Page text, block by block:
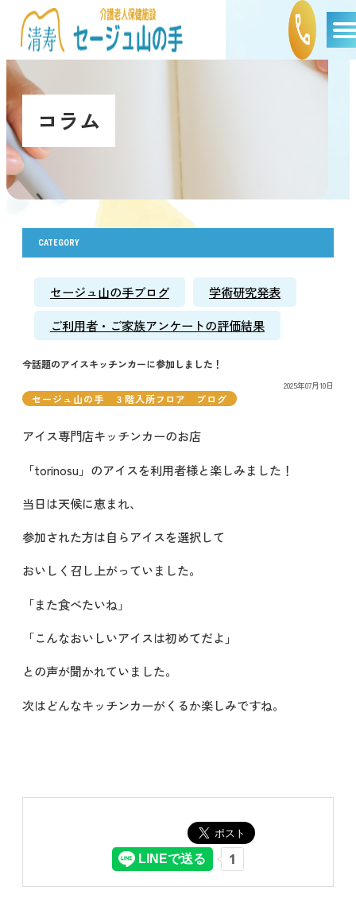
コラム
CATEGORY
セージュ山の手ブログ
学術研究発表
ご利用者・ご家族アンケートの評価結果
今話題のアイスキッチンカーに参加しました！
2025年07月10日
セージュ山の手 ３階入所フロア ブログ
アイス専門店キッチンカーのお店
「torinosu」のアイスを利用者様と楽しみました！
当日は天候に恵まれ、
参加された方は自らアイスを選択して
おいしく召し上がっていました。
「また食べたいね」
「こんなおいしいアイスは初めてだよ」
との声が聞かれていました。
次はどんなキッチンカーがくるか楽しみですね。